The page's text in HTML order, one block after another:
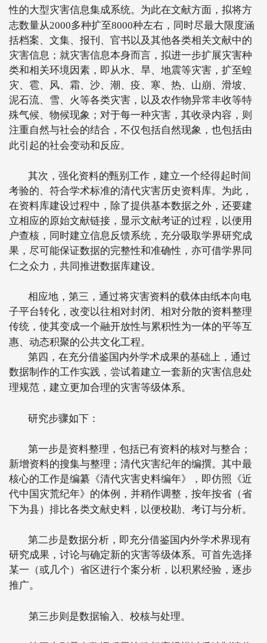
性的大型灾害信息集成系统。为此在文献方面，拟将方
志数量从2000多种扩至8000种左右，同时尽最大限度涵
括档案、文集、报刊、官书以及其他各类相关文献中的
灾害信息；就灾害信息本身而言，拟进一步扩展灾害种
类和相关环境因素，即从水、旱、地震等灾害，扩至蝗
灾、雹、风、霜、沙、潮、疫、寒、热、山崩、滑坡、
泥石流、雪、火等各类灾害，以及农作物异常丰收等特
殊气候、物候现象；对于每一种灾害，其收录内容，则
注重自然与社会的结合，不仅包括自然现象，也包括由
此引起的社会变动和反应。
其次，强化资料的甄别工作，建立一个经得起时间
考验的、符合学术标准的清代灾害历史资料库。为此，
在资料库建设过程中，除了提供基本数据之外，还要建
立相应的原始文献链接，显示文献考证的过程，以便用
户查核，同时建立信息反馈系统，充分吸取学界研究成
果，尽可能保证数据的完整性和准确性，亦可借学界同
仁之众力，共同推进数据库建设。
相应地，第三，通过将灾害资料的载体由纸本向电
子平台转化，改变以往相对封闭、相对分散的资料整理
传统，使其变成一个融开放性与累积性为一体的平等互
惠、动态积聚的公共文化工程。
第四，在充分借鉴国内外学术成果的基础上，通过
数据制作的工作实践，尝试着建立一套新的灾害信息处
理规范，建立更加合理的灾害等级体系。
研究步骤如下：
第一步是资料整理，包括已有资料的核对与整合；
新增资料的搜集与整理；清代灾害纪年的编撰。其中最
核心的工作是编纂《清代灾害史料编年》，即仿照《近
代中国灾荒纪年》的体例，并稍作调整，按年按省（省
下为县）排比各类文献史料，以便校勘、考订与分析。
第二步是数据分析，即充分借鉴国内外学术界现有
研究成果，讨论与确定新的灾害等级体系。可首先选择
某一（或几个）省区进行个案分析，以积累经验，逐步
推广。
第三步则是数据输入、校核与处理。